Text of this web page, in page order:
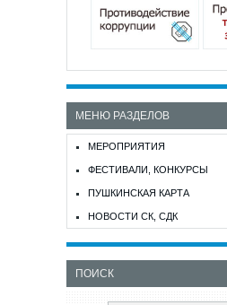
МЕНЮ РАЗДЕЛОВ
МЕРОПРИЯТИЯ
ФЕСТИВАЛИ, КОНКУРСЫ
ПУШКИНСКАЯ КАРТА
НОВОСТИ СК, СДК
ПОИСК